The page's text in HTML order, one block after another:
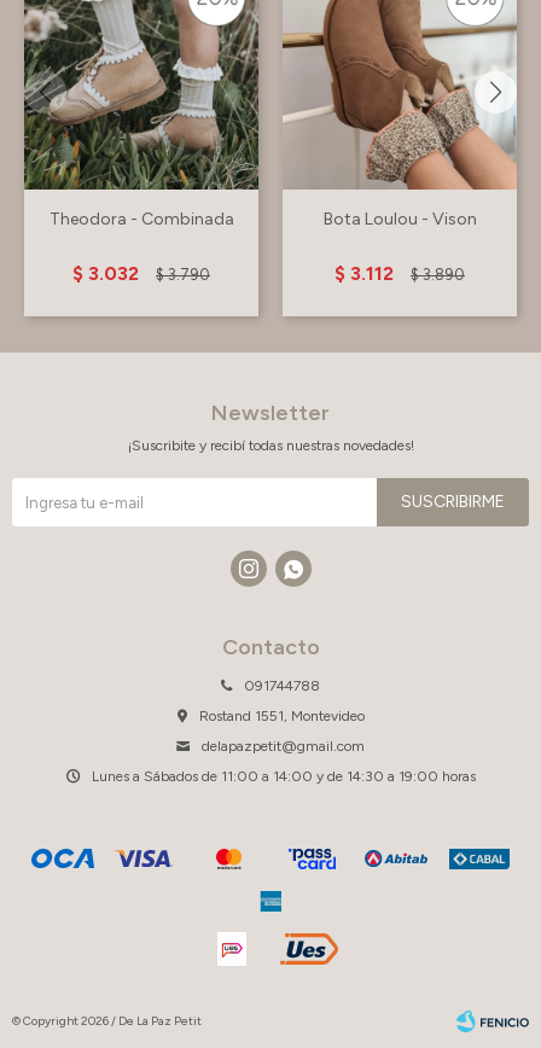
Theodora - Combinada
$ 3.032 $ 3.790
Bota Loulou - Vison
$ 3.112 $ 3.890
Contacto
091744788
Rostand 1551, Montevideo
delapazpetit@gmail.com
Lunes a Sábados de 11:00 a 14:00 y de 14:30 a 19:00 horas
Newsletter
¡Suscribite y recibí todas nuestras novedades!
SUSCRIBIRME
 
© Copyright 2026 / De La Paz Petit